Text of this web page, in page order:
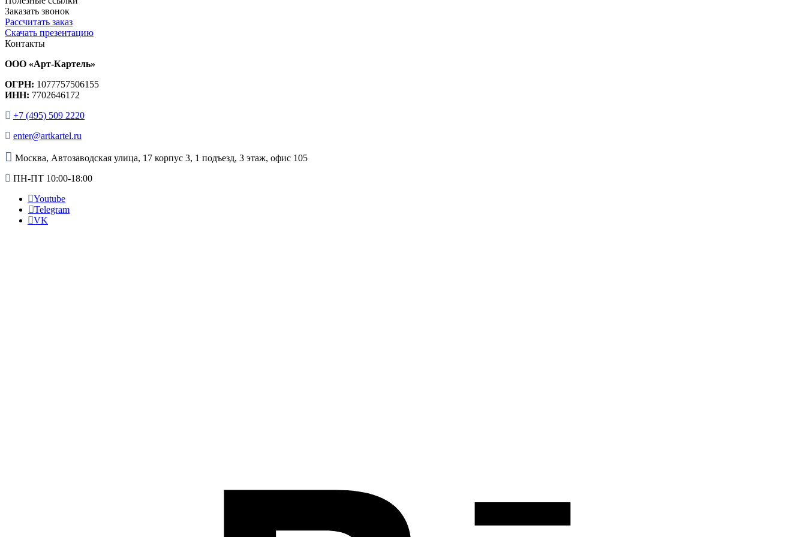
Заказать звонок
Рассчитать заказ
Скачать презентацию
Контакты
ООО «Арт-Картель»
ОГРН: 1077757506155
ИНН: 7702646172
+7 (495) 509 2220
enter@artkartel.ru
Москва, Автозаводская улица, 17 корпус 3, 1 подъезд, 3 этаж, офис 105
ПН-ПТ 10:00-18:00
Youtube
Telegram
VK